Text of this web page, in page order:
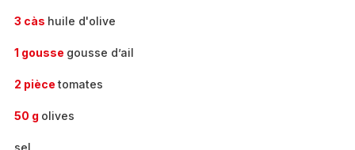
3 càs huile d'olive
1 gousse gousse d’ail
2 pièce tomates
50 g olives
sel